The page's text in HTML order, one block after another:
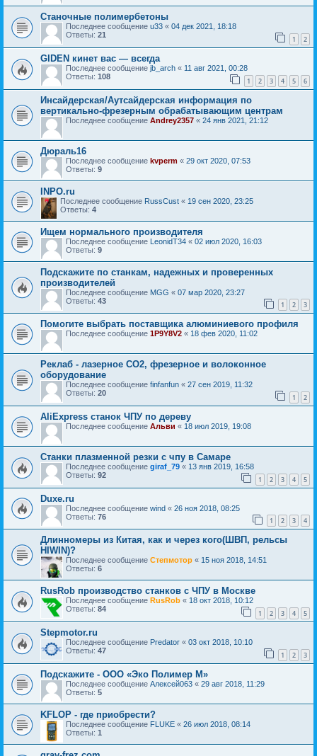
Станочные полимербетоны
Последнее сообщение u33 « 04 дек 2021, 18:18
Ответы: 21 1 2
GIDEN кинет вас — всегда
Последнее сообщение jb_arch « 11 авг 2021, 00:28
Ответы: 108 1 2 3 4 5 6
Инсайдерская/Аутсайдерская информация по
вертикально-фрезерным обрабатывающим центрам
Последнее сообщение Andrey2357 « 24 янв 2021, 21:12
Дюраль16
Последнее сообщение kvperm « 29 окт 2020, 07:53
Ответы: 9
INPO.ru
Последнее сообщение RussCust « 19 сен 2020, 23:25
Ответы: 4
Ищем нормального производителя
Последнее сообщение LeonidT34 « 02 июл 2020, 16:03
Ответы: 9
Подскажите по станкам, надежных и проверенных
производителей
Последнее сообщение MGG « 07 мар 2020, 23:27
Ответы: 43 1 2 3
Помогите выбрать поставщика алюминиевого профиля
Последнее сообщение 1P9Y8V2 « 18 фев 2020, 11:02
Реклаб - лазерное СО2, фрезерное и волоконное
оборудование
Последнее сообщение finfanfun « 27 сен 2019, 11:32
Ответы: 20 1 2
AliExpress станок ЧПУ по дереву
Последнее сообщение Альви « 18 июл 2019, 19:08
Станки плазменной резки с чпу в Самаре
Последнее сообщение giraf_79 « 13 янв 2019, 16:58
Ответы: 92 1 2 3 4 5
Duxe.ru
Последнее сообщение wind « 26 ноя 2018, 08:25
Ответы: 76 1 2 3 4
Длинномеры из Китая, как и через кого(ШВП, рельсы
HIWIN)?
Последнее сообщение Степмотор « 15 ноя 2018, 14:51
Ответы: 6
RusRob производство станков с ЧПУ в Москве
Последнее сообщение RusRob « 18 окт 2018, 10:12
Ответы: 84 1 2 3 4 5
Stepmotor.ru
Последнее сообщение Predator « 03 окт 2018, 10:10
Ответы: 47 1 2 3
Подскажите - ООО «Эко Полимер М»
Последнее сообщение Алексей063 « 29 авг 2018, 11:29
Ответы: 5
KFLOP - где приобрести?
Последнее сообщение FLUKE « 26 июл 2018, 08:14
Ответы: 1